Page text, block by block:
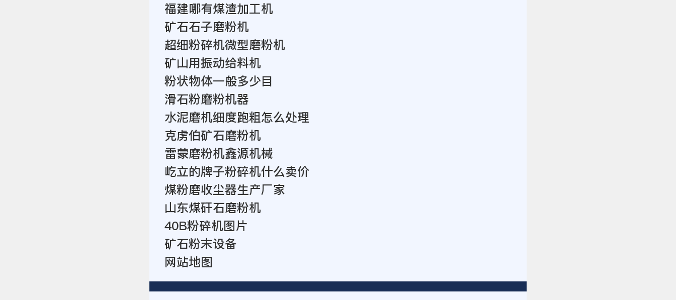
福建哪有煤渣加工机
矿石石子磨粉机
超细粉碎机微型磨粉机
矿山用振动给料机
粉状物体一般多少目
滑石粉磨粉机器
水泥磨机细度跑粗怎么处理
克虏伯矿石磨粉机
雷蒙磨粉机鑫源机械
屹立的牌子粉碎机什么卖价
煤粉磨收尘器生产厂家
山东煤矸石磨粉机
40B粉碎机图片
矿石粉末设备
网站地图